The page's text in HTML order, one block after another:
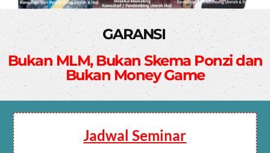
GARANSI
Bukan MLM, Bukan Skema Ponzi dan
Bukan Money Game
Jadwal Seminar